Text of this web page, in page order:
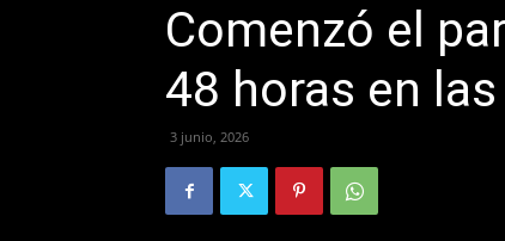
Comenzó el
48 horas en
3 junio, 2026